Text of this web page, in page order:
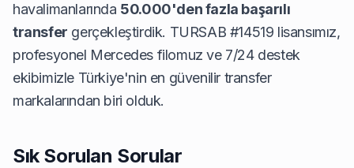
havalimanlarında 50.000'den fazla başarılı
transfer gerçekleştirdik. TURSAB #14519 lisansımız,
profesyonel Mercedes filomuz ve 7/24 destek
ekibimizle Türkiye'nin en güvenilir transfer
markalarından biri olduk.
Sık Sorulan Sorular